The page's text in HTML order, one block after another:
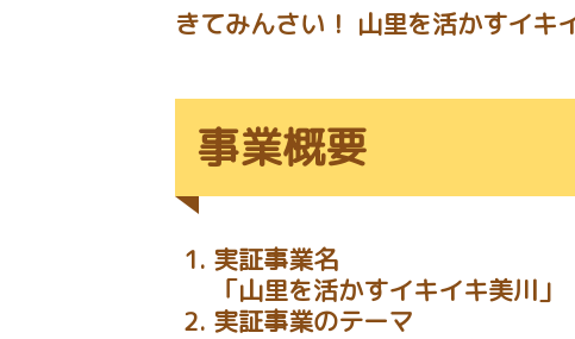
きてみんさい！ 山里を活かすイキ
事業概要
実証事業名
「山里を活かすイキイキ美川」
実証事業のテーマ